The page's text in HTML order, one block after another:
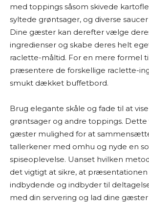
brugeranmeldelser,
andre offentligt tilgængelige kilder
danske og udenlandske
baggrund vurderer jeg fordele og
produkterne og giver mine
anbefalinger.
og formidle information på en
måde. Men jeg kan ikke garantere,
oplysninger altid er fuldstændigt
eller dækkende.
Jeg vil også gøre opmærksom på,
indeholder links til forhandlere.
købe et produkt via disse links,
med toppings såsom skivede
syltede grøntsager, og diverse
Dine gæster kan derefter vælge
ingredienser og skabe deres helt
raclette-måltid. For en mere formel
præsentere de forskellige raclette-
smukt dækket buffetbord.
Brug elegante skåle og fade til at
grøntsager og andre toppings. Dette
gæster mulighed for at
tallerkener med omhu og nyde en
spiseoplevelse. Uanset hvilken
det vigtigt at sikre, at
indbydende og indbyder til
med din servering og lad dine